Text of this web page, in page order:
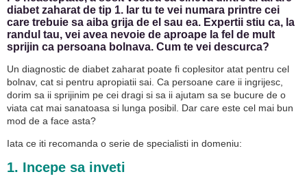
diabet zaharat de tip 1. Iar tu te vei numara printre cei
care trebuie sa aiba grija de el sau ea. Expertii stiu ca, la
randul tau, vei avea nevoie de aproape la fel de mult
sprijin ca persoana bolnava. Cum te vei descurca?
Un diagnostic de diabet zaharat poate fi coplesitor atat pentru cel
bolnav, cat si pentru apropiatii sai. Ca persoane care ii ingrijesc,
dorim sa ii sprijinim pe cei dragi si sa ii ajutam sa se bucure de o
viata cat mai sanatoasa si lunga posibil. Dar care este cel mai bun
mod de a face asta?
Iata ce iti recomanda o serie de specialisti in domeniu:
1. Incepe sa inveti